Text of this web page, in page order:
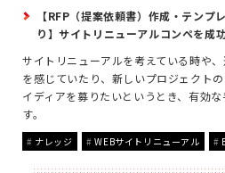
【RFP（提案依頼書）作成・テン
り】サイトリニューアルコンペを成
サイトリニューアルを考えている時や
を感じていたり、新しいプロジェクト
イディアを募りたいというとき、有効
す。
ナレッジ WEBサイトリニューアル